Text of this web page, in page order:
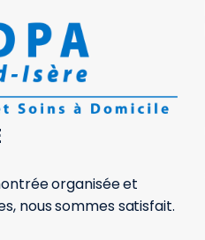
organisée et
nous sommes satisfait.